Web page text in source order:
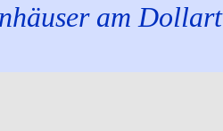
am Dollart